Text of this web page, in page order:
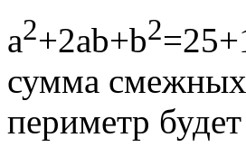
a2+2ab+b2
сумма смежных
периметр